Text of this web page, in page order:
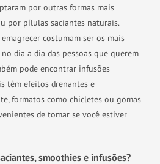
por outras formas mais
por pílulas saciantes naturais.
costumam ser os mais
dia a dia das pessoas que querem
pode encontrar infusões
têm efeitos drenantes e
formatos como chicletes ou gomas
de tomar se você estiver
smoothies e infusões?